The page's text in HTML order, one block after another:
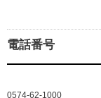
電話番号
0574-62-1000